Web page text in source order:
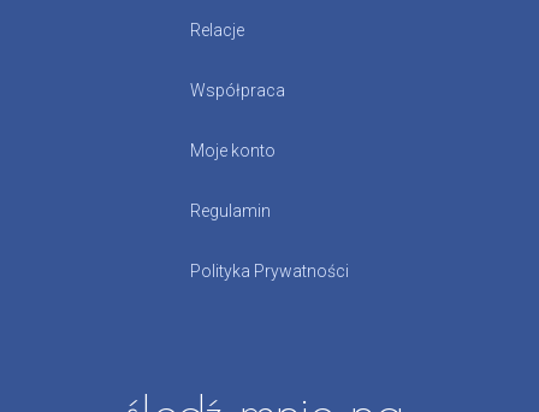
Relacje
Współpraca
Moje konto
Regulamin
Polityka Prywatności